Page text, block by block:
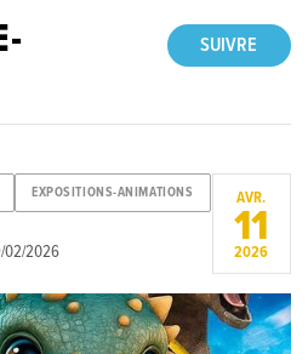
SUIVRE
EXPOSITIONS-ANIMATIONS
02/2026
AVR.
11
2026